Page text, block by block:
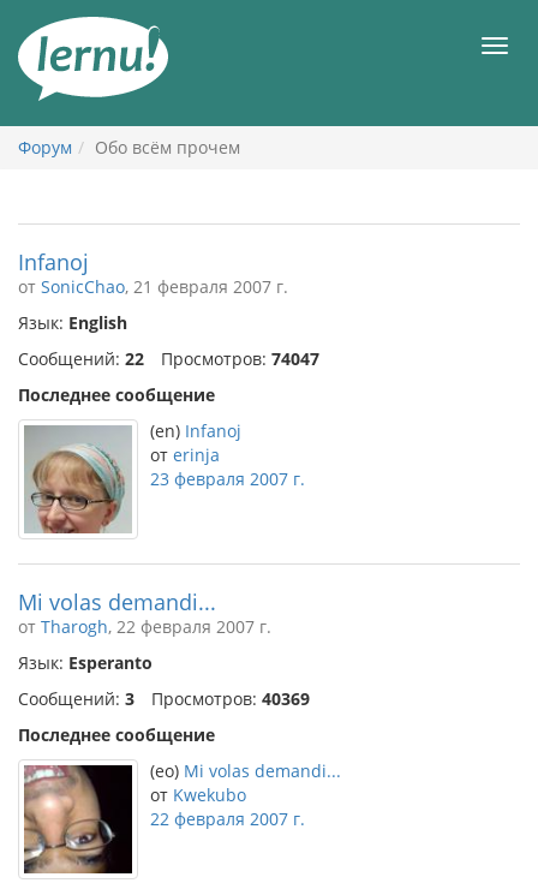
содержанию
Форум Обо всём прочем
Infanoj
от SonicChao, 21 февраля 2007 г.
Язык: English
Сообщений: 22 Просмотров: 74047
Последнее сообщение
(en) Infanoj
от erinja
23 февраля 2007 г.
Mi volas demandi...
от Tharogh, 22 февраля 2007 г.
Язык: Esperanto
Сообщений: 3 Просмотров: 40369
Последнее сообщение
(eo) Mi volas demandi...
от Kwekubo
22 февраля 2007 г.